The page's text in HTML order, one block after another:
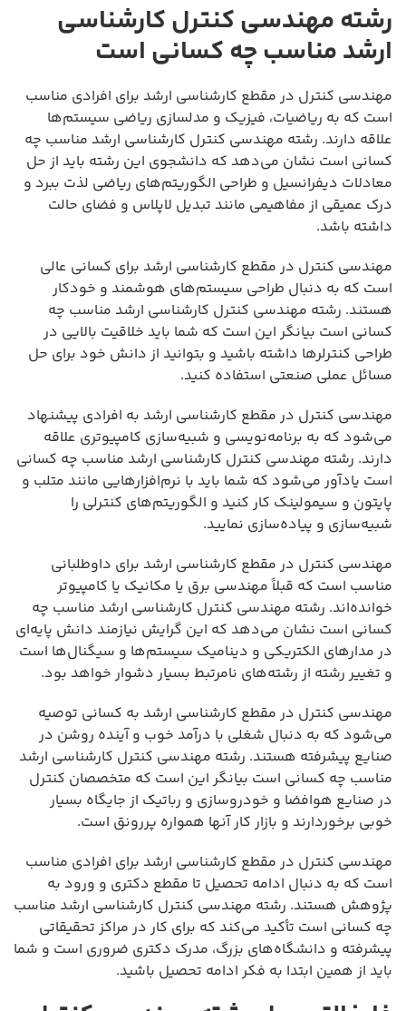
رشته مهندسی کنترل کارشناسی
ارشد مناسب چه کسانی است
مهندسی کنترل در مقطع کارشناسی ارشد برای افرادی مناسب
است که به ریاضیات، فیزیک و مدلسازی ریاضی سیستم‌ها
علاقه دارند. رشته مهندسی کنترل کارشناسی ارشد مناسب چه
کسانی است نشان می‌دهد که دانشجوی این رشته باید از حل
معادلات دیفرانسیل و طراحی الگوریتم‌های ریاضی لذت ببرد و
درک عمیقی از مفاهیمی مانند تبدیل لاپلاس و فضای حالت
داشته باشد.
مهندسی کنترل در مقطع کارشناسی ارشد برای کسانی عالی
است که به دنبال طراحی سیستم‌های هوشمند و خودکار
هستند. رشته مهندسی کنترل کارشناسی ارشد مناسب چه
کسانی است بیانگر این است که شما باید خلاقیت بالایی در
طراحی کنترلرها داشته باشید و بتوانید از دانش خود برای حل
مسائل عملی صنعتی استفاده کنید.
مهندسی کنترل در مقطع کارشناسی ارشد به افرادی پیشنهاد
می‌شود که به برنامه‌نویسی و شبیه‌سازی کامپیوتری علاقه
دارند. رشته مهندسی کنترل کارشناسی ارشد مناسب چه کسانی
است یادآور می‌شود که شما باید با نرم‌افزارهایی مانند متلب و
پایتون و سیمولینک کار کنید و الگوریتم‌های کنترلی را
شبیه‌سازی و پیاده‌سازی نمایید.
مهندسی کنترل در مقطع کارشناسی ارشد برای داوطلبانی
مناسب است که قبلاً مهندسی برق یا مکانیک یا کامپیوتر
خوانده‌اند. رشته مهندسی کنترل کارشناسی ارشد مناسب چه
کسانی است نشان می‌دهد که این گرایش نیازمند دانش پایه‌ای
در مدارهای الکتریکی و دینامیک سیستم‌ها و سیگنال‌ها است
و تغییر رشته از رشته‌های نامرتبط بسیار دشوار خواهد بود.
مهندسی کنترل در مقطع کارشناسی ارشد به کسانی توصیه
می‌شود که به دنبال شغلی با درآمد خوب و آینده روشن در
صنایع پیشرفته هستند. رشته مهندسی کنترل کارشناسی ارشد
مناسب چه کسانی است بیانگر این است که متخصصان کنترل
در صنایع هوافضا و خودروسازی و رباتیک از جایگاه بسیار
خوبی برخوردارند و بازار کار آنها همواره پررونق است.
مهندسی کنترل در مقطع کارشناسی ارشد برای افرادی مناسب
است که به دنبال ادامه تحصیل تا مقطع دکتری و ورود به
پژوهش هستند. رشته مهندسی کنترل کارشناسی ارشد مناسب
چه کسانی است تأکید می‌کند که برای کار در مراکز تحقیقاتی
پیشرفته و دانشگاه‌های بزرگ، مدرک دکتری ضروری است و شما
باید از همین ابتدا به فکر ادامه تحصیل باشید.